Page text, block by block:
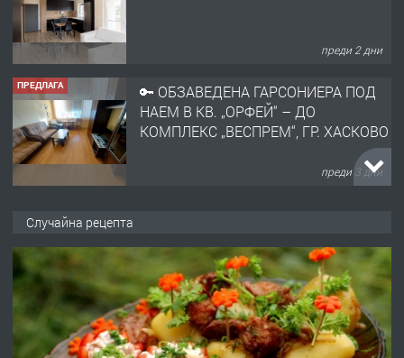
преди 2 дни
ПРЕДЛАГА
🔑 ОБЗАВЕДЕНА ГАРСОНИЕРА ПОД
НАЕМ В КВ. „ОРФЕЙ“ – ДО
КОМПЛЕКС „ВЕСПРЕМ“, ГР. ХАСКОВО
преди 3 дни
АПАРТАМЕНТ В ЦЕНТЪРА НА ГР.
ХАСКОВО
преди 4 дни
ПРЕДЛАГА Давам гараж под наем
Случайна рецепта